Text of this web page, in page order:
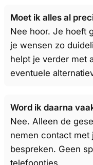
Moet ik alles al
Nee hoor. Je hoeft
je wensen zo
helpt je verder met
eventuele
Word ik daarna
Nee. Alleen de
nemen contact met
bespreken. Geen
telefoontjes.